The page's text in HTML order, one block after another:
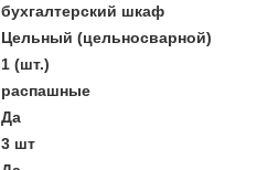
бухгалтерский шкаф
Цельный (цельносварной)
1 (шт.)
распашные
Да
3 шт